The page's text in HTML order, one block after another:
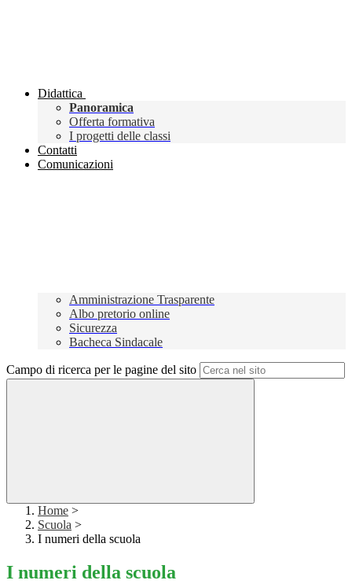
Didattica
Panoramica
Offerta formativa
I progetti delle classi
Contatti
Comunicazioni
Amministrazione Trasparente
Albo pretorio online
Sicurezza
Bacheca Sindacale
Campo di ricerca per le pagine del sito
Home >
Scuola >
I numeri della scuola
I numeri della scuola